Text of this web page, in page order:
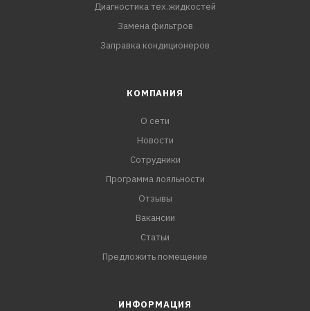
Диагностика тех.жидкостей
Замена фильтров
Заправка кондиционеров
КОМПАНИЯ
О сети
Новости
Сотрудники
Программа лояльности
Отзывы
Вакансии
Статьи
Предложить помещение
ИНФОРМАЦИЯ